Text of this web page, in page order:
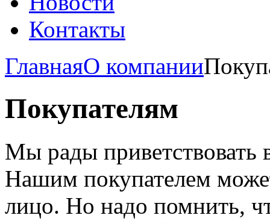
Контакты
ГлавнаяО компании
Покупателям
Мы рады приветствовать
Нашим покупателем
лицо. Но надо помнить,